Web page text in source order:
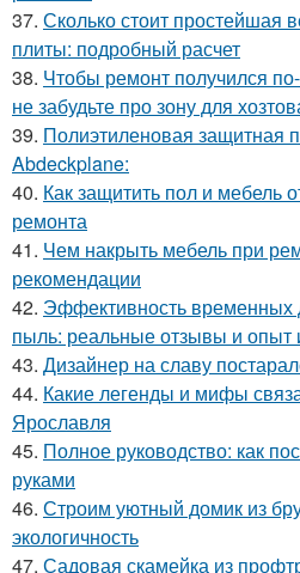
37. Сколько стоит простейшая
плиты: подробный расчет
38. Чтобы ремонт получился
не забудьте про зону для
39. Полиэтиленовая защитная
Abdeckplane:
40. Как защитить пол и мебель
ремонта
41. Чем накрыть мебель при
рекомендации
42. Эффективность временных
пыль: реальные отзывы и опыт
43. Дизайнер на славу
44. Какие легенды и мифы
Ярославля
45. Полное руководство: как
руками
46. Строим уютный домик из
экологичность
47. Садовая скамейка из